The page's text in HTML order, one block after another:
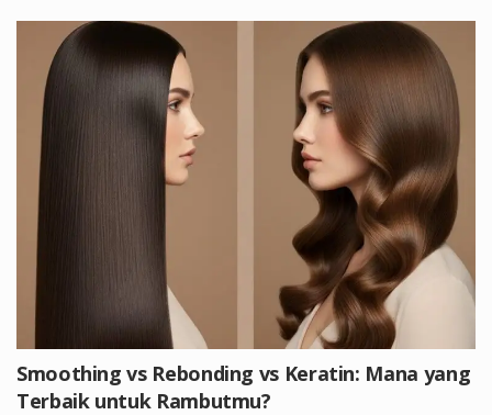
Smoothing vs Rebonding vs Keratin: Mana yang
Terbaik untuk Rambutmu?